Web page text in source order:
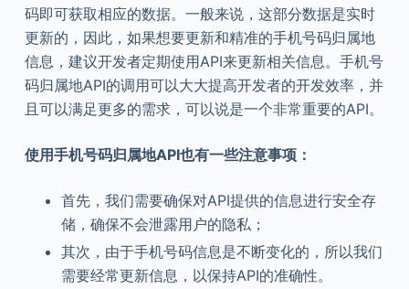
码即可获取相应的数据。一般来说，这部分数据是实时
更新的，因此，如果想要更新和精准的手机号码归属地
信息，建议开发者定期使用API来更新相关信息。手机号
码归属地API的调用可以大大提高开发者的开发效率，并
且可以满足更多的需求，可以说是一个非常重要的API。
使用手机号码归属地API也有一些注意事项：
首先，我们需要确保对API提供的信息进行安全存
储，确保不会泄露用户的隐私；
其次，由于手机号码信息是不断变化的，所以我们
需要经常更新信息，以保持API的准确性。